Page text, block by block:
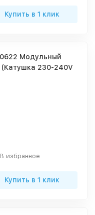
Купить в 1 клик
Модульный
(Катушка 230-240V
В избранное
Купить в 1 клик